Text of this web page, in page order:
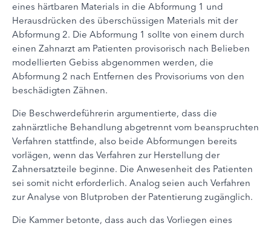
eines härtbaren Materials in die Abformung 1 und
Herausdrücken des überschüssigen Materials mit der
Abformung 2. Die Abformung 1 sollte von einem durch
einen Zahnarzt am Patienten provisorisch nach Belieben
modellierten Gebiss abgenommen werden, die
Abformung 2 nach Entfernen des Provisoriums von den
beschädigten Zähnen.
Die Beschwerdeführerin argumentierte, dass die
zahnärztliche Behandlung abgetrennt vom beanspruchten
Verfahren stattfinde, also beide Abformungen bereits
vorlägen, wenn das Verfahren zur Herstellung der
Zahnersatzteile beginne. Die Anwesenheit des Patienten
sei somit nicht erforderlich. Analog seien auch Verfahren
zur Analyse von Blutproben der Patentierung zugänglich.
Die Kammer betonte, dass auch das Vorliegen eines